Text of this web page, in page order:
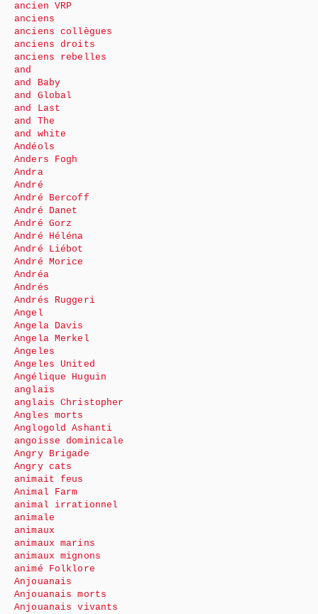
ancien VRP
anciens
anciens collègues
anciens droits
anciens rebelles
and
and Baby
and Global
and Last
and The
and white
Andéols
Anders Fogh
Andra
André
André Bercoff
André Danet
André Gorz
André Héléna
André Liébot
André Morice
Andréa
Andrés
Andrés Ruggeri
Angel
Angela Davis
Angela Merkel
Angeles
Angeles United
Angélique Huguin
anglais
anglais Christopher
Angles morts
Anglogold Ashanti
angoisse dominicale
Angry Brigade
Angry cats
animait feus
Animal Farm
animal irrationnel
animale
animaux
animaux marins
animaux mignons
animé Folklore
Anjouanais
Anjouanais morts
Anjouanais vivants